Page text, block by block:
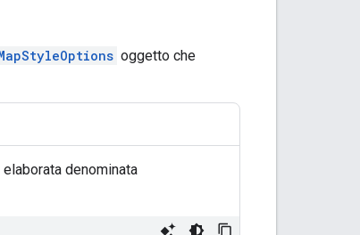
oggetto che
denominata